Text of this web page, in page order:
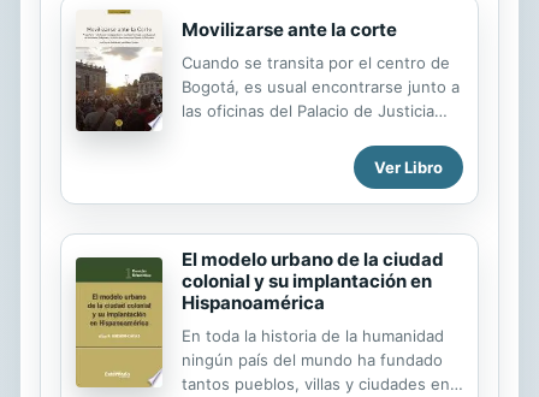
Movilizarse ante la corte
Cuando se transita por el centro de
Bogotá, es usual encontrarse junto a
las oficinas del Palacio de Justicia
pancartas, entonan arengas y tocan
instrumentos mientras algunas otras
entran a radicar una demanda ante la
Corte Constitucional.
Ver Libro
El modelo urbano de la ciudad
colonial y su implantación en
Hispanoamérica
En toda la historia de la humanidad
ningún país del mundo ha fundado
tantos pueblos, villas y ciudades en